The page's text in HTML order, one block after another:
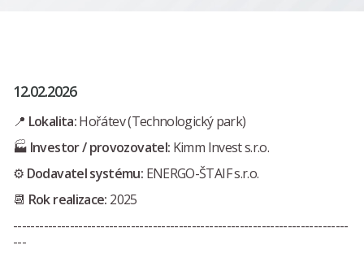
12.02.2026
📍 Lokalita:Hořátev (Technologický park)
🏭 Investor / provozovatel: Kimm Invest s.r.o.
⚙️ Dodavatel systému: ENERGO-ŠTAIF s.r.o.
📆 Rok realizace: 2025
-----------------------------------------------------------------------------
---